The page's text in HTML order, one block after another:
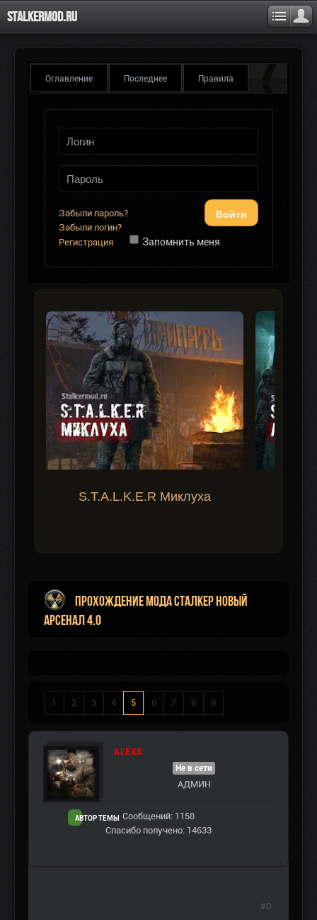
Stalkermod.ru
Оглавление Последнее Правила
Войти
Забыли пароль?
Забыли логин?
Регистрация
Запомнить меня
S.T.A.L.K.E.R Миклуха
Прохождение мода Сталкер Новый
Арсенал 4.0
1 2 3 4 5 6 7 8 9
ALEXS
АВТОР ТЕМЫ
Не в сети
АДМИН
Сообщений: 1158
Спасибо получено: 14633
#0